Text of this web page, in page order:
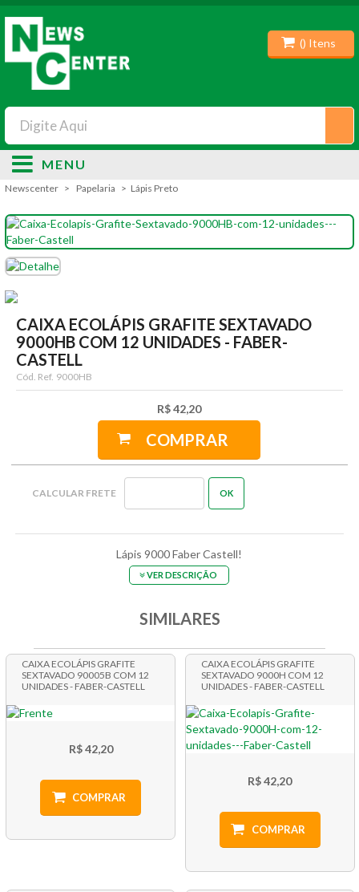
() Itens
MENU
Newscenter Papelaria Lápis Preto
CAIXA ECOLÁPIS GRAFITE SEXTAVADO
9000HB COM 12 UNIDADES - FABER-
CASTELL
Cód. Ref. 9000HB
R$ 42,20
COMPRAR
Lápis 9000 Faber Castell!
VER DESCRIÇÃO
SIMILARES
CAIXA ECOLÁPIS GRAFITE
SEXTAVADO 90005B COM 12
UNIDADES - FABER-CASTELL
R$ 42,20
COMPRAR
CAIXA ECOLÁPIS GRAFITE
SEXTAVADO 9000H COM 12
UNIDADES - FABER-CASTELL
R$ 42,20
COMPRAR